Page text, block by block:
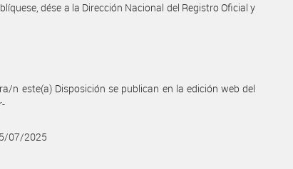
dése a la Dirección Nacional del Registro Oficial y
n este(a) Disposición se publican en la edición web del
07/2025